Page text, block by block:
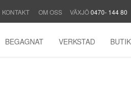
KONTAKT OM OSS VÄXJÖ0470- 144 80
BEGAGNAT VERKSTAD